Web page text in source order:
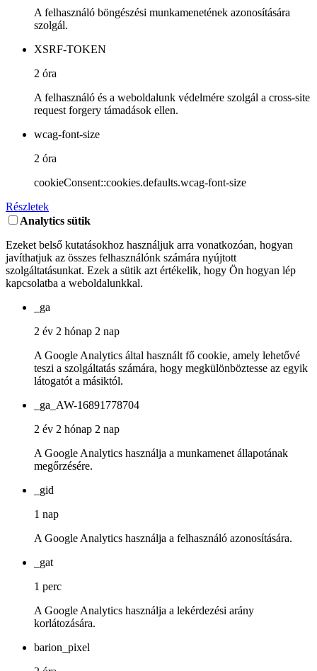
A felhasználó böngészési munkamenetének azonosítására
szolgál.
XSRF-TOKEN
2 óra
A felhasználó és a weboldalunk védelmére szolgál a cross-site
request forgery támadások ellen.
wcag-font-size
2 óra
cookieConsent::cookies.defaults.wcag-font-size
Részletek
Analytics sütik
Ezeket belső kutatásokhoz használjuk arra vonatkozóan, hogyan
javíthatjuk az összes felhasználónk számára nyújtott
szolgáltatásunkat. Ezek a sütik azt értékelik, hogy Ön hogyan lép
kapcsolatba a weboldalunkkal.
_ga
2 év 2 hónap 2 nap
A Google Analytics által használt fő cookie, amely lehetővé
teszi a szolgáltatás számára, hogy megkülönböztesse az egyik
látogatót a másiktól.
_ga_AW-16891778704
2 év 2 hónap 2 nap
A Google Analytics használja a munkamenet állapotának
megőrzésére.
_gid
1 nap
A Google Analytics használja a felhasználó azonosítására.
_gat
1 perc
A Google Analytics használja a lekérdezési arány
korlátozására.
barion_pixel